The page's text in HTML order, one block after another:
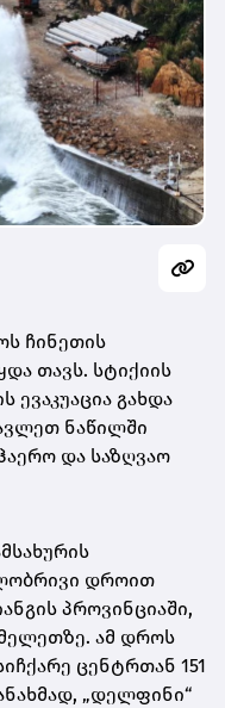
ჩინეთის
თავს. სტიქიის
ევაკუაცია გახდა
ნაწილში
და საზღვაო
დროით
პროვინციაში,
ამ დროს
ცენტრთან 151
„დელფინი“